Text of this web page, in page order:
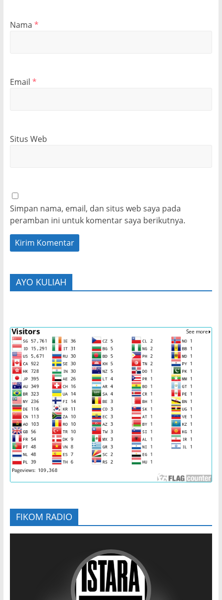
Nama *
Email *
Situs Web
Simpan nama, email, dan situs web saya pada
peramban ini untuk komentar saya berikutnya.
AYO KULIAH
FIKOM RADIO